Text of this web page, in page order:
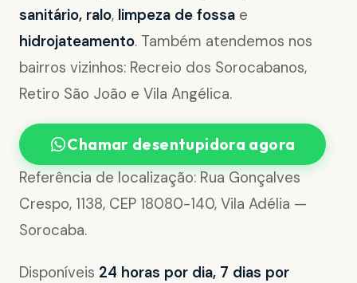
sanitário, ralo, limpeza de fossa e
hidrojateamento. Também atendemos nos
bairros vizinhos: Recreio dos Sorocabanos,
Retiro São João e Vila Angélica.
Chamar desentupidora agora
Referência de localização: Rua Gonçalves
Crespo, 1138, CEP 18080-140, Vila Adélia —
Sorocaba.
Disponíveis 24 horas por dia, 7 dias por